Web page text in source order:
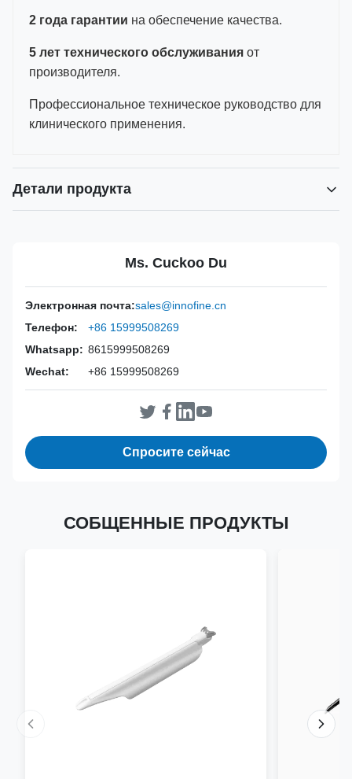
2 года гарантии на обеспечение качества.
5 лет технического обслуживания от
производителя.
Профессиональное техническое руководство для
клинического применения.
Детали продукта
2 года
Inst Class:
Класс I
Certificate:
CE, ISO 13485, сертифицирован FDA
Sterilization
Method:
Дезинфекция или автоклав
Ms. Cuckoo Du
Электронная почта:sales@innofine.cn
Телефон:
+86 15999508269
Whatsapp: 8615999508269
Wechat:
+86 15999508269
Спросите сейчас
СОБЩЕННЫЕ ПРОДУКТЫ